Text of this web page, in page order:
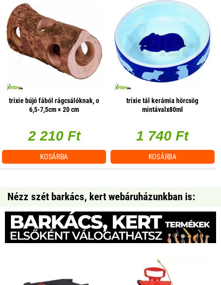
trixie bújó fából rágcsálóknak, o
6,5-7,5cm × 20 cm
2 210 Ft
KOSÁRBA
trixie tál kerámia hörcsög
mintávalx80ml
1 740 Ft
KOSÁRBA
Nézz szét barkács, kert webáruházunkban is: